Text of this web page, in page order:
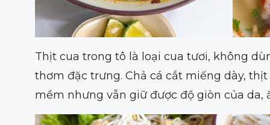
Thịt cua trong tô là loại cua tươi, không
thơm đặc trưng. Chả cá cắt miếng dày,
mềm nhưng vẫn giữ được độ giòn của